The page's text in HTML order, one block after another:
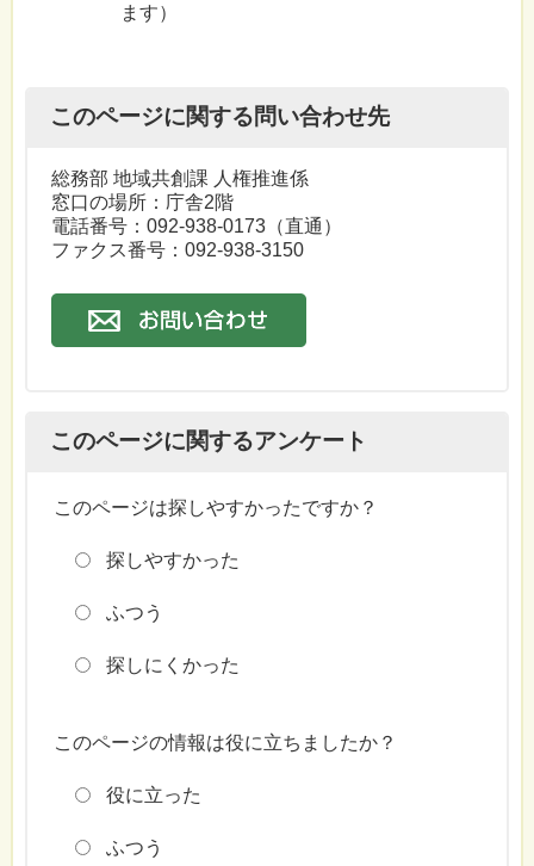
ます）
このページに関する問い合わせ先
総務部 地域共創課 人権推進係
窓口の場所：庁舎2階
電話番号：092-938-0173（直通）
ファクス番号：092-938-3150
このページに関するアンケート
このページは探しやすかったですか？
探しやすかった
ふつう
探しにくかった
このページの情報は役に立ちましたか？
役に立った
ふつう